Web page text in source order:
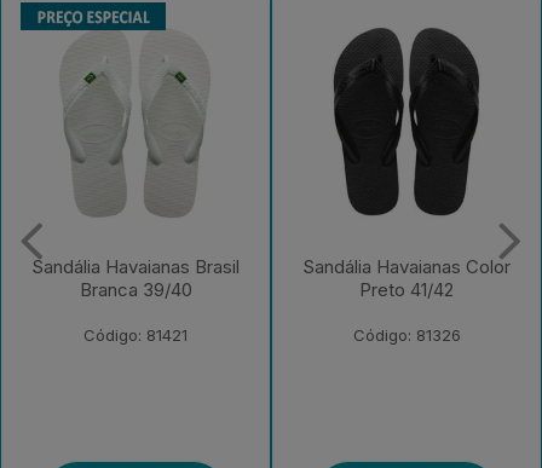
Sandália Havaianas Color
Preto 41/42
Código: 81326
Sandália Havaianas
Tradicional Azul 39/40
Código: 81291